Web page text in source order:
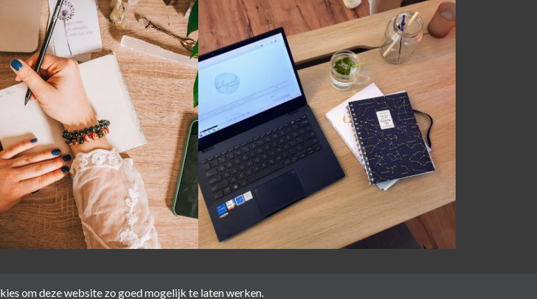
om deze website zo goed mogelijk te laten werken.